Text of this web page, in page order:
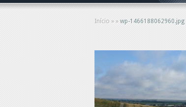
Início » » wp-1466188062960.jpg